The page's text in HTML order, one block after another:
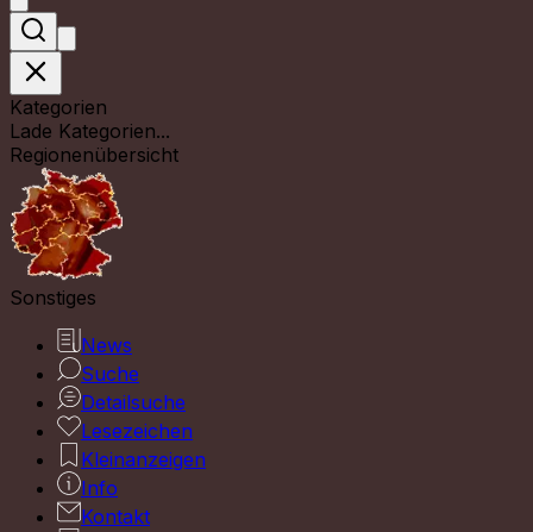
Kategorien
Lade Kategorien...
Regionenübersicht
Sonstiges
News
Suche
Detailsuche
Lesezeichen
Kleinanzeigen
Info
Kontakt